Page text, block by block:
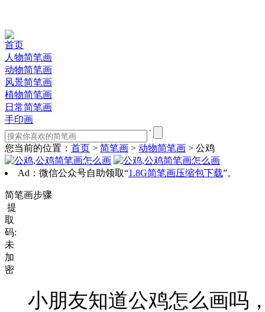
首页
人物简笔画
动物简笔画
风景简笔画
植物简笔画
日常简笔画
手印画
您当前的位置： 首页 > 简笔画 > 动物简笔画 > 公鸡
Ad：微信公众号自助领取“1.8G简笔画压缩包下载”。
简笔画步骤
提
取
码:
未
加
密
小朋友知道公鸡怎么画吗